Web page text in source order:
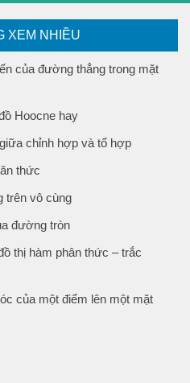
XEM NHIỀU
của đường thẳng trong mặt
Hoocne hay
chỉnh hợp và tổ hợp
thức
trên vô cùng
đường tròn
thị hàm phân thức – trắc
của một điểm lên một mặt